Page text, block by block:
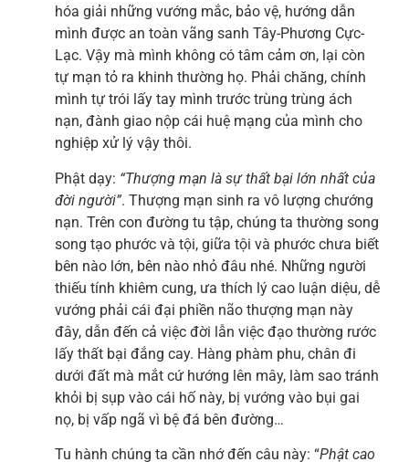
hóa giải những vướng mắc, bảo vệ, hướng dẫn
mình được an toàn vãng sanh Tây-Phương Cực-
Lạc. Vậy mà mình không có tâm cảm ơn, lại còn
tự mạn tỏ ra khinh thường họ. Phải chăng, chính
mình tự trói lấy tay mình trước trùng trùng ách
nạn, đành giao nộp cái huệ mạng của mình cho
nghiệp xử lý vậy thôi.
Phật dạy: “Thượng mạn là sự thất bại lớn nhất của
đời người”. Thượng mạn sinh ra vô lượng chướng
nạn. Trên con đường tu tập, chúng ta thường song
song tạo phước và tội, giữa tội và phước chưa biết
bên nào lớn, bên nào nhỏ đâu nhé. Những người
thiếu tính khiêm cung, ưa thích lý cao luận diệu, dễ
vướng phải cái đại phiền não thượng mạn này
đây, dẫn đến cả việc đời lẫn việc đạo thường rước
lấy thất bại đắng cay. Hàng phàm phu, chân đi
dưới đất mà mắt cứ hướng lên mây, làm sao tránh
khỏi bị sụp vào cái hố này, bị vướng vào bụi gai
nọ, bị vấp ngã vì bệ đá bên đường…
Tu hành chúng ta cần nhớ đến câu này: “Phật cao